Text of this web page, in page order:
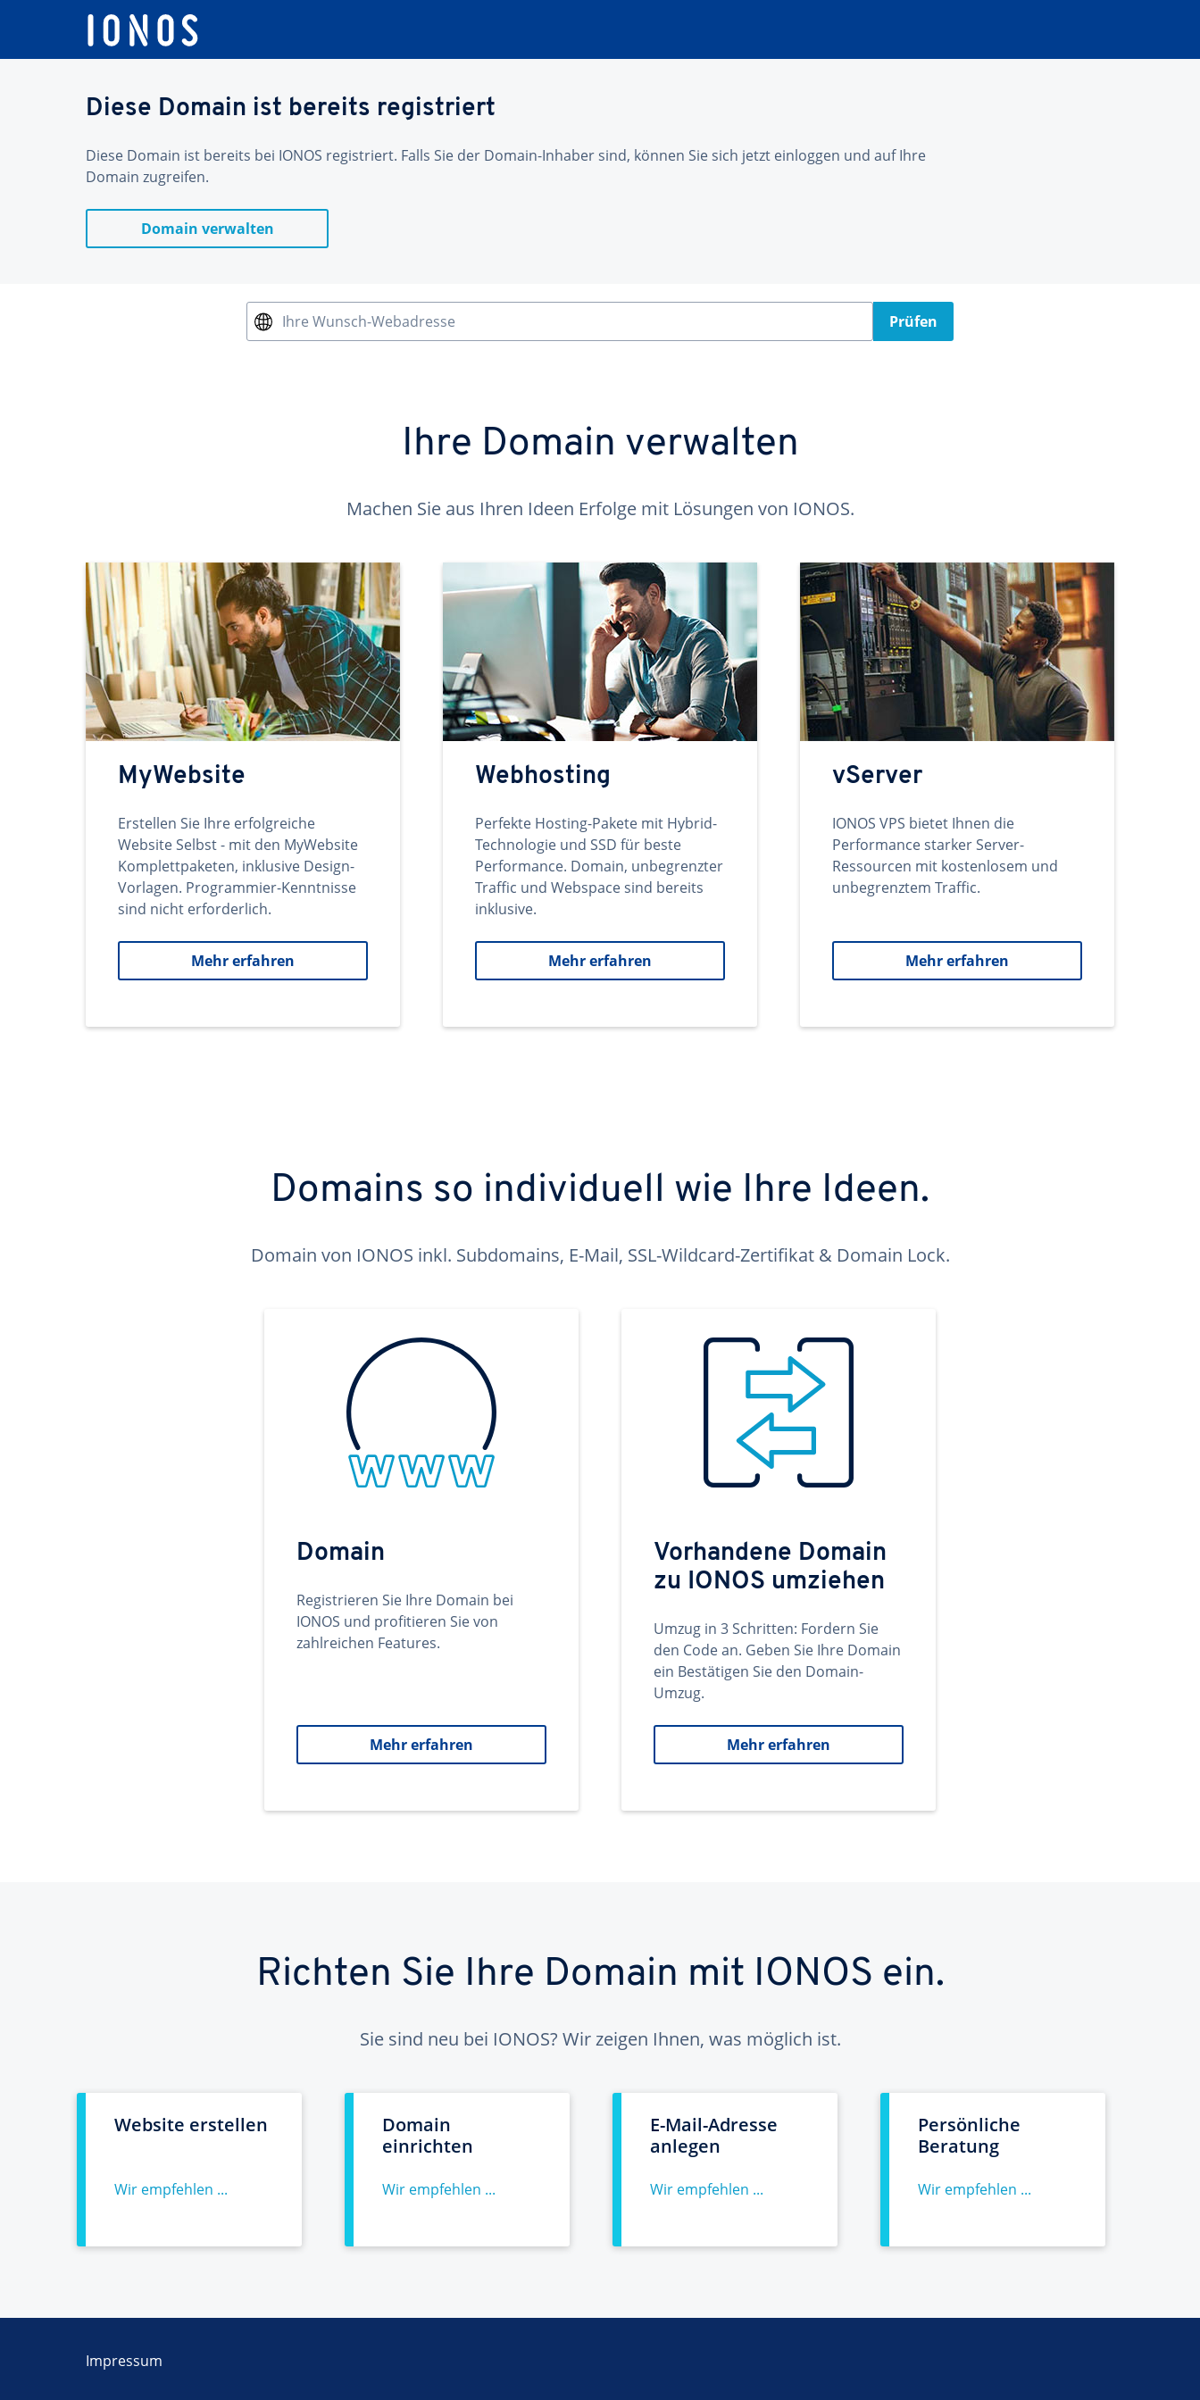
Diese Domain ist bereits registriert
Diese Domain ist bereits bei IONOS registriert. Falls Sie der Domain-Inhaber sind, können Sie sich jetzt einloggen und auf Ihre
Domain zugreifen.
Domain verwalten
Ihre Wunsch-Webadresse Prüfen
Ihre Domain verwalten
Machen Sie aus Ihren Ideen Erfolge mit Lösungen von IONOS.
MyWebsite
Erstellen Sie Ihre erfolgreiche
Website Selbst - mit den MyWebsite
Komplettpaketen, inklusive Design-
Vorlagen. Programmier-Kenntnisse
sind nicht erforderlich.
Mehr erfahren
Webhosting
Perfekte Hosting-Pakete mit Hybrid-
Technologie und SSD für beste
Performance. Domain, unbegrenzter
Traffic und Webspace sind bereits
inklusive.
Mehr erfahren
vServer
IONOS VPS bietet Ihnen die
Performance starker Server-
Ressourcen mit kostenlosem und
unbegrenztem Traffic.
Mehr erfahren
Domains so individuell wie Ihre Ideen.
Domain von IONOS inkl. Subdomains, E-Mail, SSL-Wildcard-Zertifikat & Domain Lock.
Domain
Registrieren Sie Ihre Domain bei
IONOS und profitieren Sie von
zahlreichen Features.
Mehr erfahren
Vorhandene Domain
zu IONOS umziehen
Umzug in 3 Schritten: Fordern Sie
den Code an. Geben Sie Ihre Domain
ein Bestätigen Sie den Domain-
Umzug.
Mehr erfahren
Richten Sie Ihre Domain mit IONOS ein.
Sie sind neu bei IONOS? Wir zeigen Ihnen, was möglich ist.
Website erstellen
Wir empfehlen ...
Domain
einrichten
Wir empfehlen ...
E-Mail-Adresse
anlegen
Wir empfehlen ...
Persönliche
Beratung
Wir empfehlen ...
Impressum